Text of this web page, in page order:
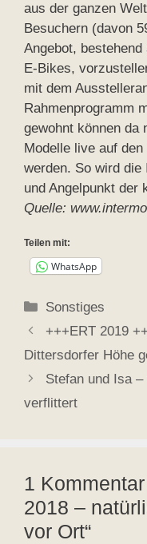
aus der ganzen
Besuchern (davon
Angebot,
E-Bikes,
mit dem
Rahmenprogramm
gewohnt können da
Modelle live auf
werden. So wird die
und Angelpunkt der
Quelle:
Teilen mit:
WhatsApp
Kategorien
Sonstiges
+++ERT 2019
Dittersdorfer Höhe
Stefan und Isa
verflittert
1
2018 –
vor Ort“